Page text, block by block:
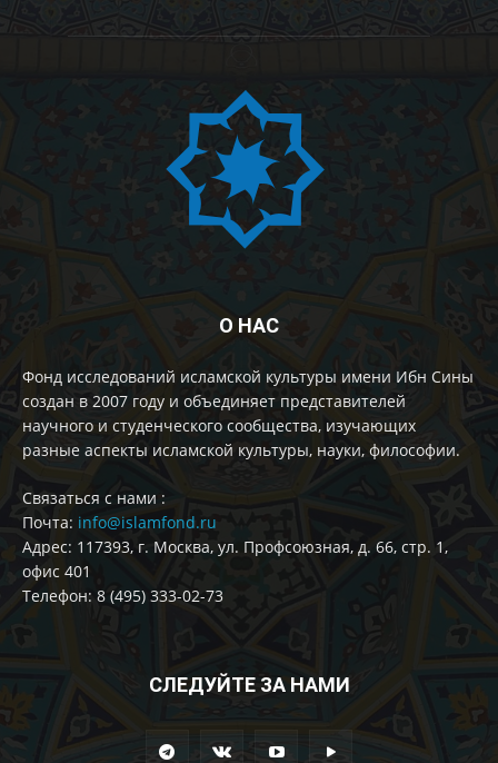
О НАС
Фонд исследований исламской культуры имени Ибн Сины
создан в 2007 году и объединяет представителей
научного и студенческого сообщества, изучающих
разные аспекты исламской культуры, науки, философии.
Cвязаться с нами :
Почта: info@islamfond.ru
Адрес: 117393, г. Москва, ул. Профсоюзная, д. 66, стр. 1,
офис 401
Телефон: 8 (495) 333-02-73
СЛЕДУЙТЕ ЗА НАМИ